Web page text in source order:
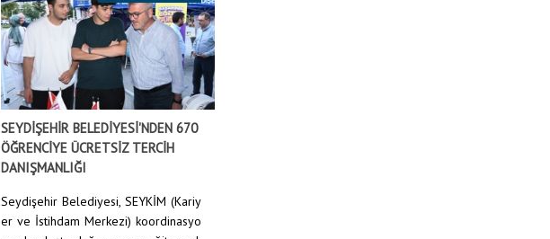
SEYDİŞEHİR BELEDİYESİ'NDEN 670
ÖĞRENCİYE ÜCRETSİZ TERCİH
DANIŞMANLIĞI
Seydişehir Belediyesi, SEYKİM (Kariy
er ve İstihdam Merkezi) koordinasyo